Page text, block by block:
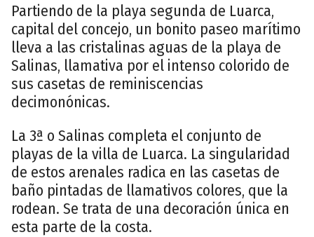
Partiendo de la playa segunda de Luarca,
capital del concejo, un bonito paseo marítimo
lleva a las cristalinas aguas de la playa de
Salinas, llamativa por el intenso colorido de
sus casetas de reminiscencias
decimonónicas.
La 3ª o Salinas completa el conjunto de
playas de la villa de Luarca. La singularidad
de estos arenales radica en las casetas de
baño pintadas de llamativos colores, que la
rodean. Se trata de una decoración única en
esta parte de la costa.